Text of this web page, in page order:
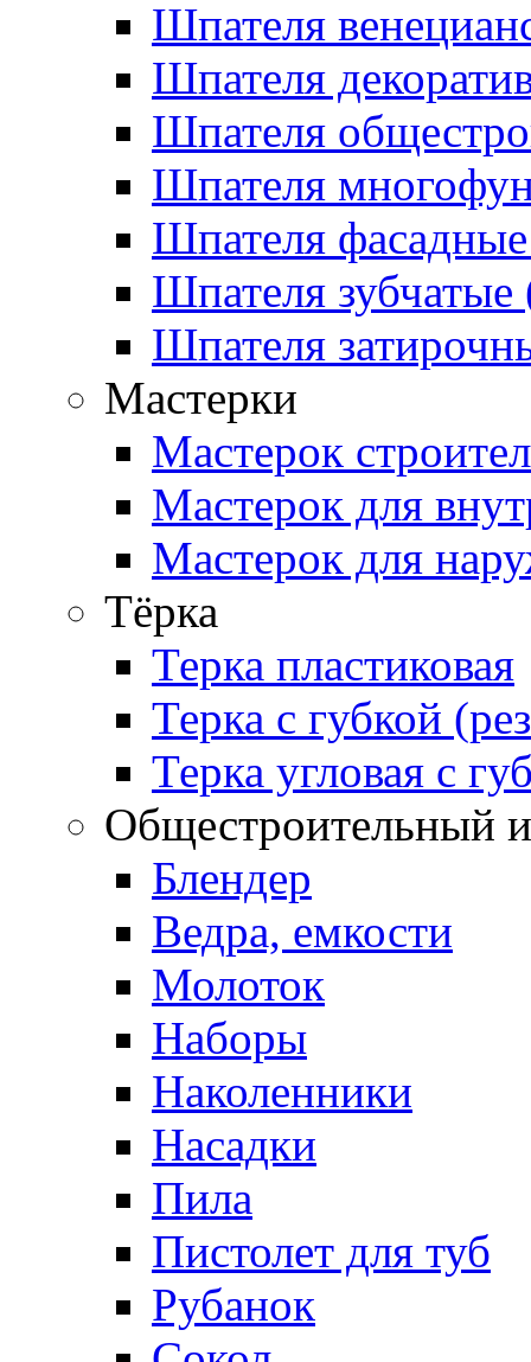
Шпателя
Шпателя
Шпателя
Шпателя
Шпателя
Шпателя зубчатые
Шпателя
Мастерки
Мастерок
Мастерок для
Мастерок для
Тёрка
Терка пластиковая
Терка с губкой
Терка угловая с
Общестроительный
Блендер
Ведра, емкости
Молоток
Наборы
Наколенники
Насадки
Пила
Пистолет для туб
Рубанок